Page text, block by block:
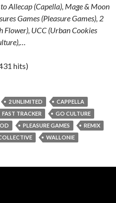
Allecap (Capella), Mage & Moon
Games (Pleasure Games), 2
Flower), UCC (Urban Cookies
hits)
2 UNLIMITED
CAPPELLA
FAST TRACKER
GO CULTURE
PLEASURE GAMES
REMIX
WALLONIE